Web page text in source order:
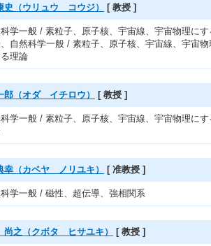
（ウリュウ コウジ） [ 教授 ]
学一般 / 素粒子、原子核、宇宙線、宇宙物理にす
自然科学一般 / 素粒子、原子核、宇宙線、宇宙物
理論
（オダ イチロウ） [ 教授 ]
学一般 / 素粒子、原子核、宇宙線、宇宙物理にす
（カベヤ ノリユキ） [ 准教授 ]
学一般 / 磁性、超伝導、強相関系
之（クボタ ヒサユキ） [ 教授 ]